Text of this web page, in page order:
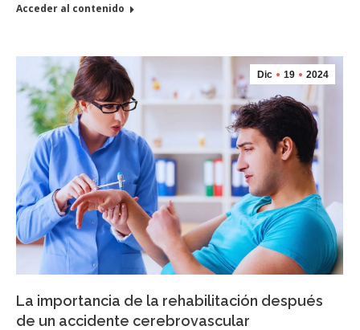
Acceder al contenido
Dic 19 2024
La importancia de la rehabilitación después
de un accidente cerebrovascular